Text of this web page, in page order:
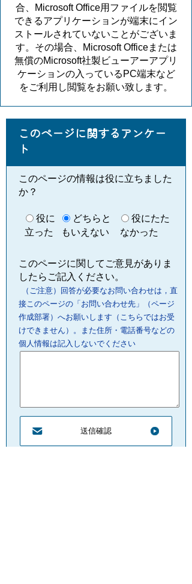
合、Microsoft Office用ファイルを閲覧
できるアプリケーションが端末にイン
ストールされていないことがございま
す。その場合、Microsoft Officeまたは
無償のMicrosoft社製ビューアーアプリ
ケーションの入っているPC端末など
をご利用し閲覧をお願い致します。
このページに関するアンケー
ト
このページの情報は役に立ちました
か？
役に
立った
どちらと
もいえない
役にたた
なかった
このページに関してご意見がありま
したらご記入ください。
（ご注意）回答が必要なお問い合わせは，直
接このページの「お問い合わせ先」（ページ
作成部署）へお願いします（こちらではお受
けできません）。また住所・電話番号などの
個人情報は記入しないでください